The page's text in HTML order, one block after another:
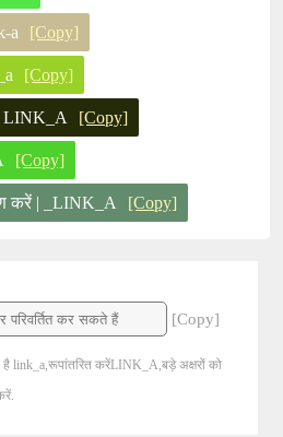
a [Copy]
[Copy]
LINK_A [Copy]
[Copy]
करें | _LINK_A [Copy]
[Copy]
link_a,रूपांतरित करेंLINK_A,बड़े अक्षरों को